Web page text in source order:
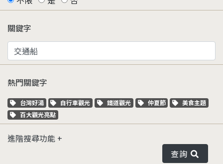
關鍵字
熱門關鍵字
關鍵字標籤
台灣好湯 關鍵字標籤
自行車觀光 關鍵字標籤
鐵道觀光 關鍵字標籤
仲夏節 關鍵字標籤
美食主題
關鍵字標籤
百大觀光亮點
進階搜尋功能
查詢